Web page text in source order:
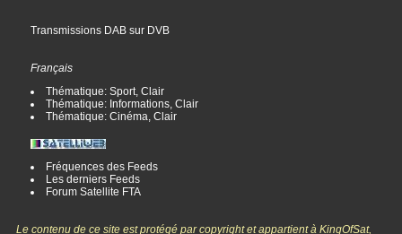
Transmissions DAB sur DVB
Français
Thématique: Sport, Clair
Thématique: Informations, Clair
Thématique: Cinéma, Clair
Fréquences des Feeds
Les derniers Feeds
Forum Satellite FTA
Le contenu de ce site est protégé par copyright et appartient à KingOfSat,